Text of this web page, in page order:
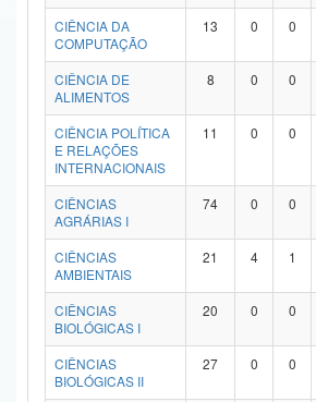
Banco Central do Brasil
CIÊNCIA DA
COMPUTAÇÃO
13 0 0
CIÊNCIA DE
ALIMENTOS
8 0 0
CIÊNCIA POLÍTICA
E RELAÇÕES
INTERNACIONAIS
11 0 0
CIÊNCIAS
AGRÁRIAS I
74 0 0
CIÊNCIAS
AMBIENTAIS
21 4 1
CIÊNCIAS
BIOLÓGICAS I
20 0 0
CIÊNCIAS
BIOLÓGICAS II
27 0 0